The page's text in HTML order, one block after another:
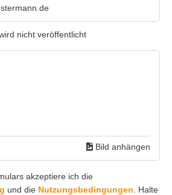
nicht veröffentlicht
Bild anhängen
akzeptiere ich die
und die Nutzungsbedingungen . Halte